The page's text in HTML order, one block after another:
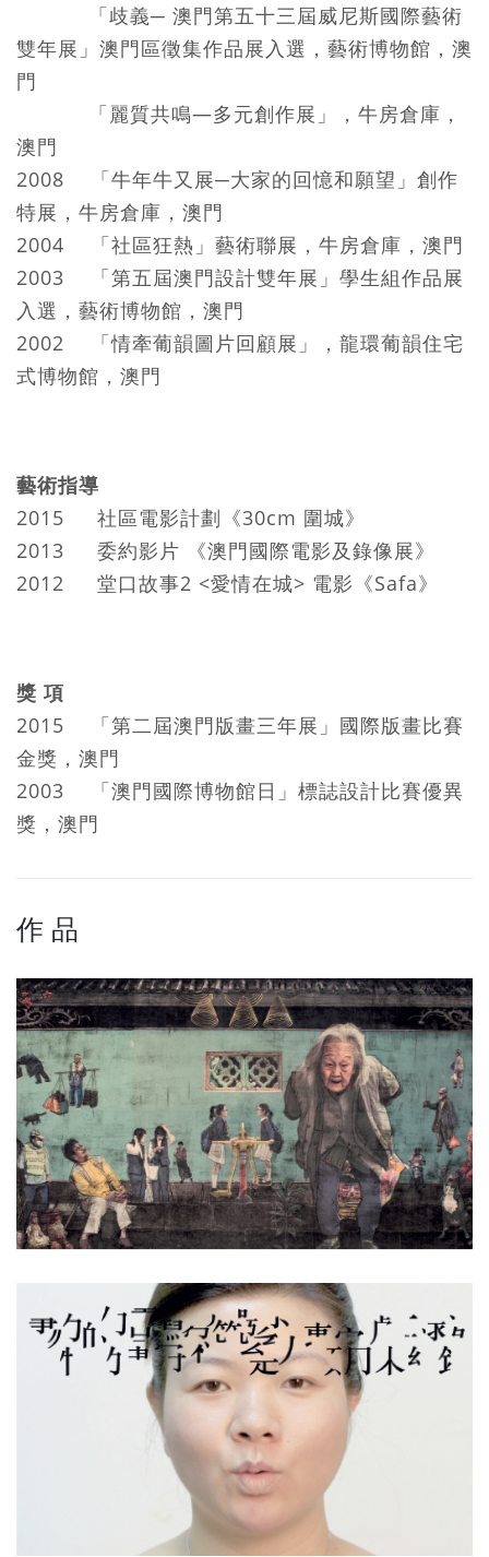
「歧義─ 澳門第五十三屆威尼斯國際藝術
雙年展」澳門區徵集作品展入選，藝術博物館，澳
門
「麗質共鳴—多元創作展」，牛房倉庫，
澳門
2008 「牛年牛又展─大家的回憶和願望」創作
特展，牛房倉庫，澳門
2004 「社區狂熱」藝術聯展，牛房倉庫，澳門
2003 「第五屆澳門設計雙年展」學生組作品展
入選，藝術博物館，澳門
2002 「情牽葡韻圖片回顧展」，龍環葡韻住宅
式博物館，澳門
藝術指導
2015 社區電影計劃《30cm 圍城》
2013 委約影片 《澳門國際電影及錄像展》
2012 堂口故事2 <愛情在城> 電影《Safa》
獎 項
2015 「第二屆澳門版畫三年展」國際版畫比賽
金獎，澳門
2003 「澳門國際博物館日」標誌設計比賽優異
獎，澳門
作 品